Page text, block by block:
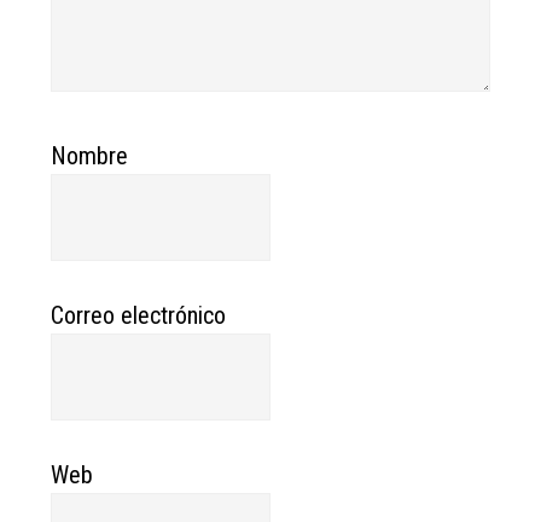
Nombre
Correo electrónico
Web